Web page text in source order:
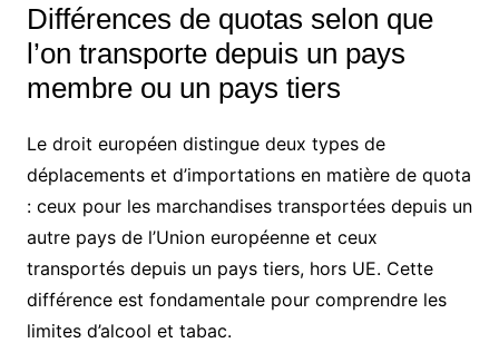
Différences de quotas selon que
l’on transporte depuis un pays
membre ou un pays tiers
Le droit européen distingue deux types de
déplacements et d’importations en matière de quota
: ceux pour les marchandises transportées depuis un
autre pays de l’Union européenne et ceux
transportés depuis un pays tiers, hors UE. Cette
différence est fondamentale pour comprendre les
limites d’alcool et tabac.